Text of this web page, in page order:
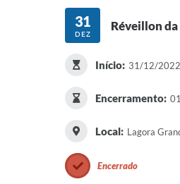
31
DEZ
Réveillon da
Início: 31/12/
Encerramento:
Local: Lagora
Encerrado